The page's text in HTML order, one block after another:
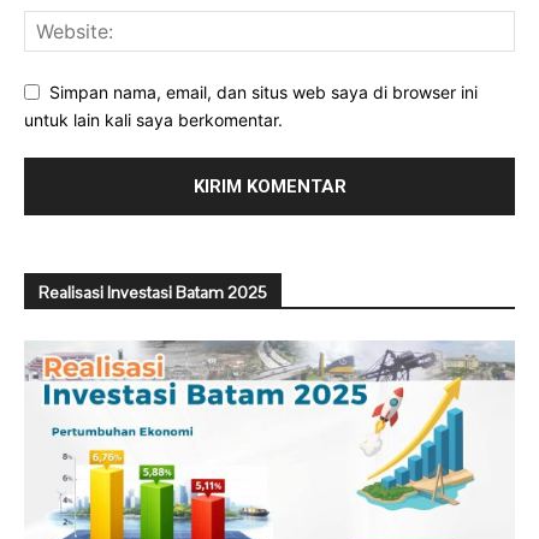
Simpan nama, email, dan situs web saya di browser ini
untuk lain kali saya berkomentar.
Realisasi Investasi Batam 2025